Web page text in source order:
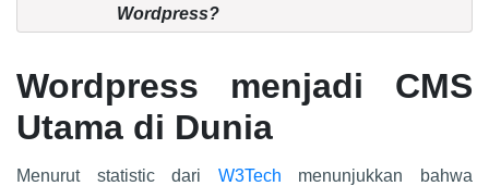
Wordpress?
Wordpress menjadi CMS
Utama di Dunia
Menurut statistic dari W3Tech menunjukkan bahwa